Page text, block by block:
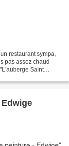
restaurant sympa,
pas assez chaud
Saint